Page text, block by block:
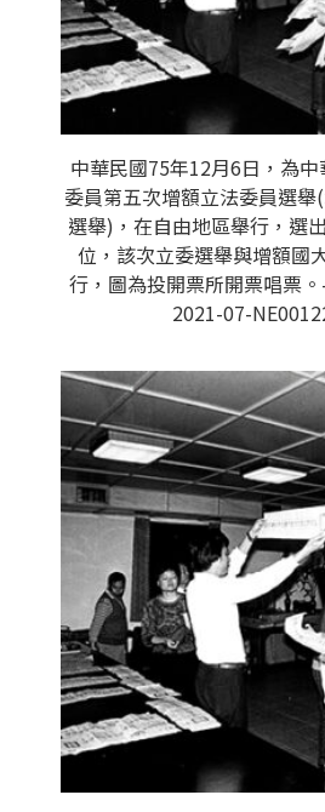
中華民國75年12月6日，為
委員第五次增額立法委員選
選舉)，在自由地區舉行，選
位，該次立委選舉與增額國
行，圖為投開票所開票唱票。
2021-07-